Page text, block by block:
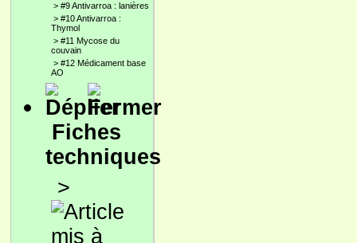
> #9 Antivarroa : lanières
> #10 Antivarroa :
Thymol
> #11 Mycose du
couvain
> #12 Médicament base
AO
Fiches
techniques
>